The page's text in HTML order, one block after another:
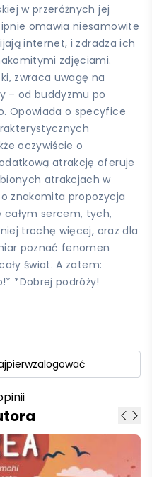
w przeróżnych jej
omawia niesamowite
internet, i zdradza ich
zdjęciami.
zwraca uwagę na
– od buddyzmu po
Opowiada o specyfice
oczywiście o
atrakcję oferuje
atrakcjach w
znakomita propozycja
całym sercem, tych,
trochę więcej, oraz dla
poznać fenomen
świat. A zatem:
*Dobrej podróży!
zalogować